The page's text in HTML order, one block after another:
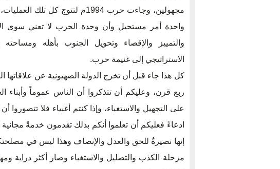
واحدة أمر مستحيل وأن وحدة الحرب لا تعني سوى
والتمييز والإقصاء وتحويل الجنوب بأهله
الاستراتيجي إلى غنيمة حرب.
كل هذا جاء قبل أن تخرج الدولة الصهيونية عن علاقاتها
ربع قرن، وعليكم أن تتذكروا أن الناس عموماً وأبناء
على التجهيل والاستغباء، وإذا كنتم أغبياء فلا تتصوروا
ادعاءً فعليكم أن تعلموا أنكم بذلك تقدمون خدمةً
إنها نصيرةٌ للحق والعدل والإنصاف وهذا ليس في
مرحلة الكذب والتضليل والاستغباء وصار أكثر دراية